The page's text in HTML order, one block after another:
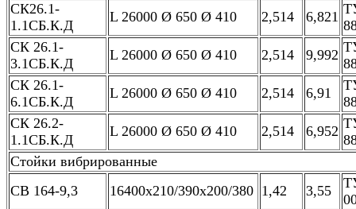
СК26.1-
1.1СБ.К.Д
L 26000 Ø 650 Ø 410 2,514 6,821
СК 26.1-
3.1СБ.К.Д
L 26000 Ø 650 Ø 410 2,514 9,992
СК 26.1-
6.1СБ.К.Д
L 26000 Ø 650 Ø 410 2,514 6,91
СК 26.2-
1.1СБ.К.Д
L 26000 Ø 650 Ø 410 2,514 6,952
Стойки вибрированные
СВ 164-9,3
16400х210/390х200/380 1,42 3,55